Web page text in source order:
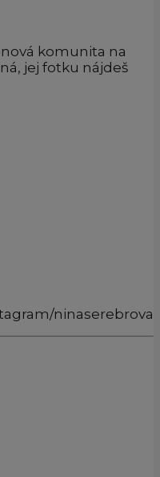
komunita na
jej fotku nájdeš
ninaserebrova